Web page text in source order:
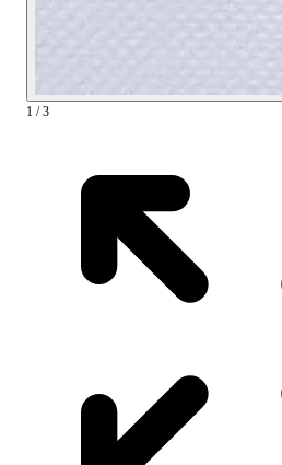
1 / 3